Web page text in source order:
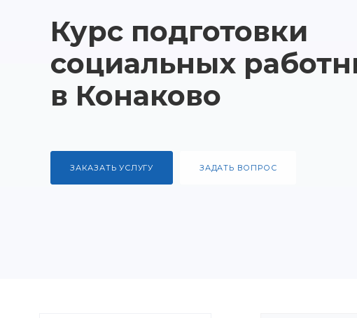
Курс подготовки
социальных
в Конаково
ЗАКАЗАТЬ УСЛУГУ ЗАДАТЬ ВОПРОС